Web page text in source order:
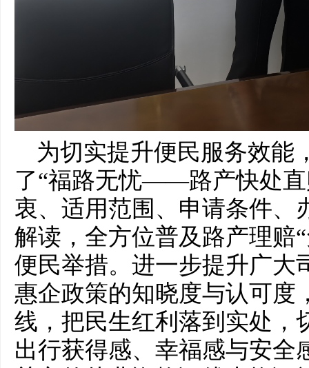
为切实提升便民服务效能
了“福路无忧——路产快处直
衷、适用范围、申请条件、
解读，全方位普及路产理赔
便民举措。进一步提升广大
惠企政策的知晓度与认可度
线，把民生红利落到实处，
出行获得感、幸福感与安全